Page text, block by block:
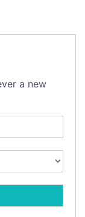
a new